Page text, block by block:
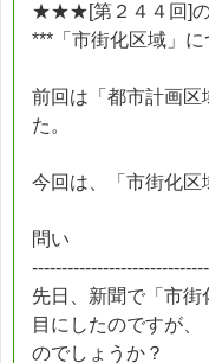
★★★[第２４４回]
***「市街化区域」に
前回は「都市計画区
た。
今回は、「市街化区
問い
先日、新聞で「市
目にしたのですが
のでしょうか？